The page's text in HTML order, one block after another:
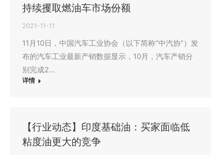
持续攫取燃油车市场份额
2021-11-11
11月10日，中国汽车工业协会（以下简称“中汽协”）发
布的汽车工业最新产销数据显示，10月，汽车产销分
别完成2…
详情
【行业动态】印度基础油：买家面临低
粘度油更大的竞争